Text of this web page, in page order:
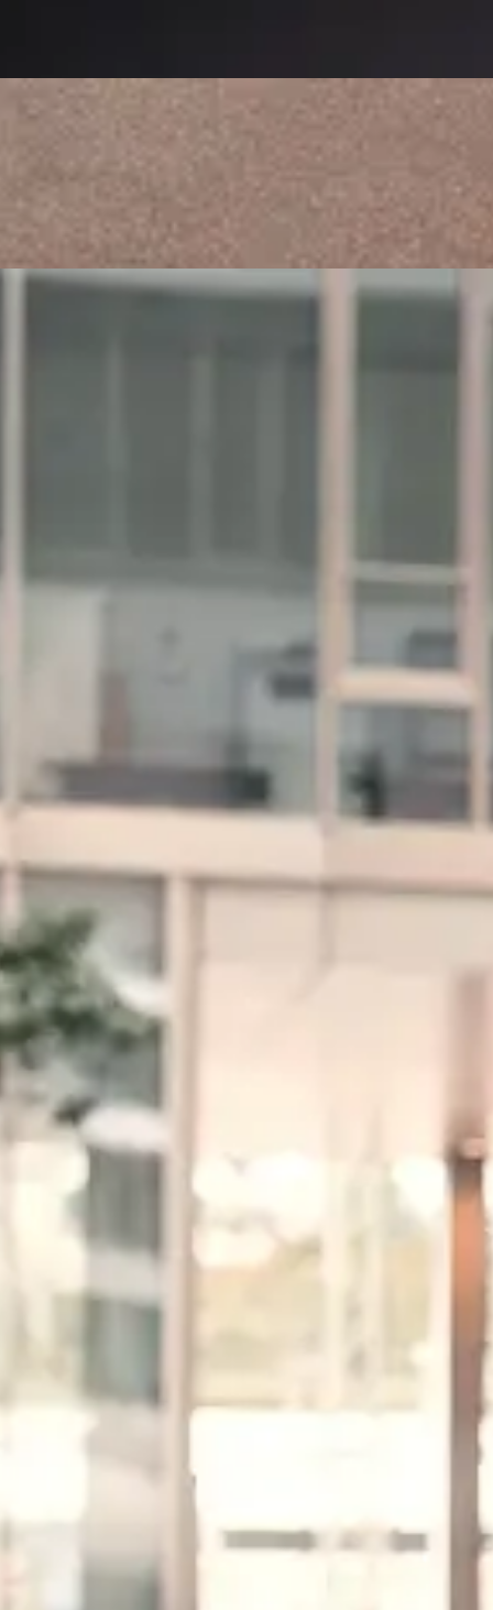
Fashion
Vereint Kreativität und Stil, um Mode auf aufregende Weise
darzustellen. Mit einem Fokus auf innovative Posen und
atemberaubende Kulissen entstehen Bilder, die Trends setzen und
inspirieren. Perfekt für Modemagazine, Kataloge und Designer, die
ihre Kollektionen in Szene setzen möchten.
Mehr zu Fashion